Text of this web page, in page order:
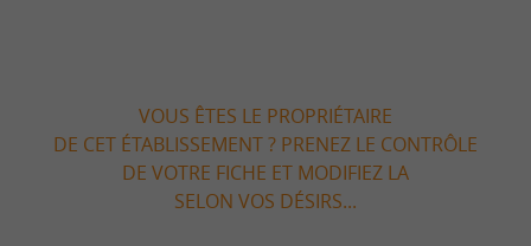
VOUS ÊTES LE PROPRIÉTAIRE
DE CET ÉTABLISSEMENT ? PRENEZ LE CONTRÔLE
DE VOTRE FICHE ET MODIFIEZ LA
SELON VOS DÉSIRS...